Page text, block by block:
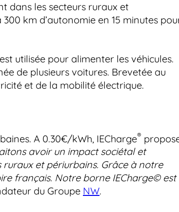
dans les secteurs ruraux et
km d’autonomie en 15 minutes
utilisée pour alimenter les véhicules.
de plusieurs voitures. Brevetée au
et de la mobilité électrique.
A 0.30€/kWh, IECharge®
avoir un impact sociétal et
et périurbains. Grâce à notre
français. Notre borne IECharge© est
du Groupe NW.